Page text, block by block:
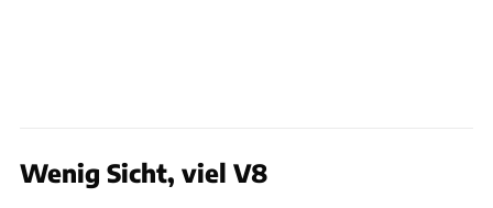
Wenig Sicht, viel V8